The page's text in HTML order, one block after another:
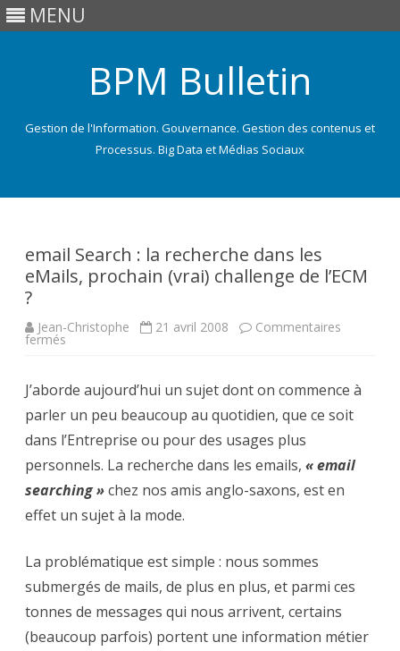
MENU
BPM Bulletin
Gestion de l'Information. Gouvernance. Gestion des contenus et
Processus. Big Data et Médias Sociaux
email Search : la recherche dans les
eMails, prochain (vrai) challenge de l’ECM
?
Jean-Christophe 21 avril 2008 Commentaires
fermés
la
recherche
dans
les
eMails,
prochain
(vrai)
challenge
de
l’ECM
?
J’aborde aujourd’hui un sujet dont on commence à
parler un peu beaucoup au quotidien, que ce soit
dans l’Entreprise ou pour des usages plus
personnels. La recherche dans les emails, « email
searching »chez nos amis anglo-saxons, est en
effet un sujet à la mode.
La problématique est simple : nous sommes
submergés de mails, de plus en plus, et parmi ces
tonnes de messages qui nous arrivent, certains
(beaucoup parfois) portent une information métier